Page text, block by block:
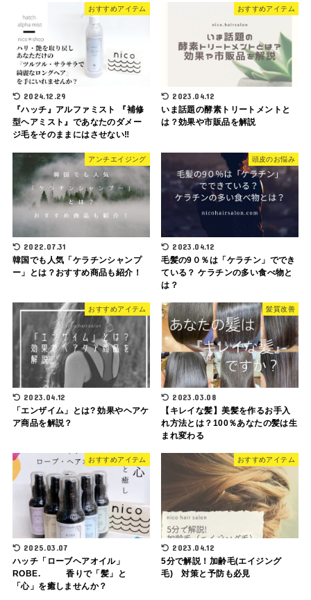
おすすめアイテム
2024.12.29
『ハッチ』アルファミスト 『補修
型ヘアミスト』であなたのダメー
ジ毛をそのままにはさせない‼︎
おすすめアイテム
2023.04.12
いま話題の酵素トリートメントと
は？効果や市販品を解説
アンチエイジング
2022.07.31
韓国でも人気「ケラチンシャンプ
ー」とは？おすすめ商品も紹介！
頭皮のお悩み
2023.04.12
毛髪の9０％は「ケラチン」ででき
ている？ ケラチンの多い食べ物と
は？
おすすめアイテム
2023.04.12
「エンザイム」とは? 効果やヘアケ
ア商品を解説？
髪質改善
2023.03.08
【キレイな髪】美髪を作るお手入
れ方法とは？100％あなたの髪は生
まれ変わる
おすすめアイテム
2025.03.07
ハッチ「ローブヘアオイル」
ROBE. 香りで「髪」と
「心」を癒しませんか？
おすすめアイテム
2023.04.12
5分で解説！加齢毛(エイジング
毛) 対策と予防も必見